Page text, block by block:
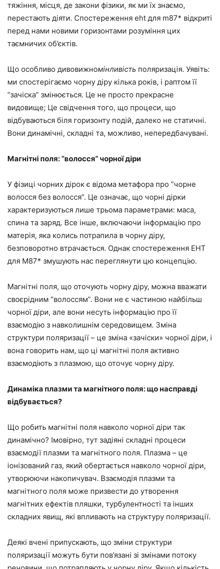
тяжіння, місця, де закони фізики, як ми їх знаємо,
перестають діяти. Спостереження eht для m87* відкриті
перед нами новими горизонтами розуміння цих
таємничих об’єктів.
Що особливо дивовижномінливість поляризація. Уявіть:
ми спостерігаємо чорну діру кілька років, і раптом її
“зачіска” змінюється. Це не просто прекрасне
видовище; Це свідчення того, що процеси, що
відбуваються біля горизонту подій, далеко не статичні.
Вони динамічні, складні та, можливо, непередбачувані.
Магнітні поля: “волосся” чорної діри
У фізиці чорних дірок є відома метафора про “чорне
волосся без волосся”. Це означає, що чорні дірки
характеризуються лише трьома параметрами: маса,
спина та заряд. Все інше, включаючи інформацію про
матерія, яка колись потрапила в чорну діру,
безповоротно втрачається. Однак спостереження EHT
для M87* змушують нас переглянути цю концепцію.
Магнітні поля, що оточують чорну діру, можна вважати
своєрідним “волоссям”. Вони не є частиною найбільш
чорної діри, але вони несуть інформацію про її
взаємодію з навколишнім середовищем. Зміна
структури поляризації – це зміна «зачіски» чорної діри, і
вона говорить нам, що ці магнітні поля активно
взаємодіють з плазмою, що оточує чорну діру.
Динаміка плазми та магнітного поля: що насправді
відбувається?
Що робить магнітні поля навколо чорної діри так
динамічно? Імовірно, тут задіяні складні процеси
взаємодії плазми та магнітного поля. Плазма – це
іонізований газ, який обертається навколо чорної діри,
утворюючи накопичувач. Взаємодія плазми та
магнітного поля може призвести до утворення
магнітних ефектів пляшки, турбулентності та інших
складних явищ, які впливають на структуру поляризації.
Деякі вчені припускають, що зміни структури
поляризації можуть бути пов’язані зі змінами потоку